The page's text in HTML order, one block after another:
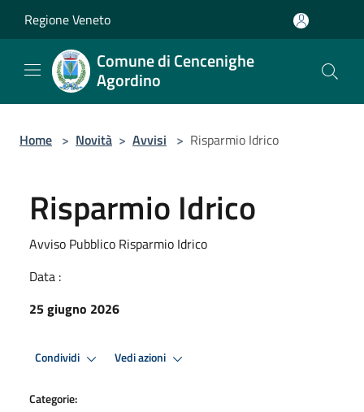
Regione Veneto
Comune di Cencenighe
Agordino
Home > Novità > Avvisi > Risparmio Idrico
Risparmio Idrico
Avviso Pubblico Risparmio Idrico
Data :
25 giugno 2026
Condividi Vedi azioni
Categorie: